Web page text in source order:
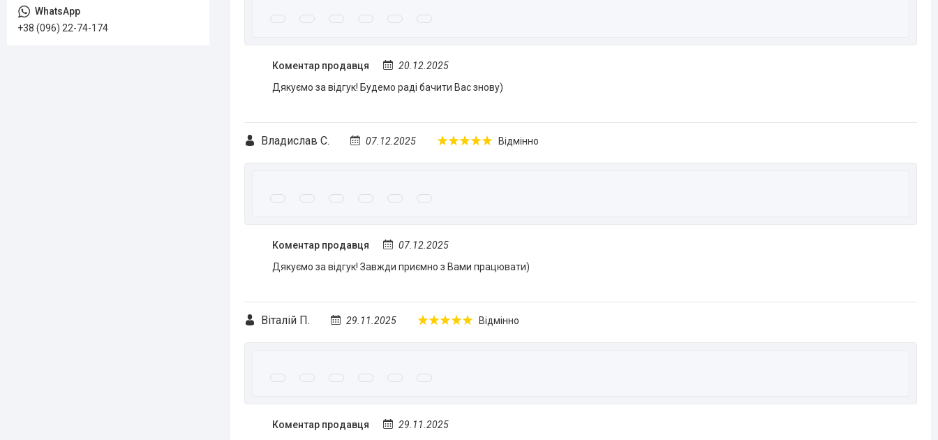
Коментар продавця
20.12.2025
Дякуємо за відгук! Будемо раді бачити Вас знову)
Владислав С. 07.12.2025 Відмінно
Коментар продавця
07.12.2025
Дякуємо за відгук! Завжди приємно з Вами працювати)
Віталій П. 29.11.2025 Відмінно
Коментар продавця
29.11.2025
+38 (096) 22-74-174